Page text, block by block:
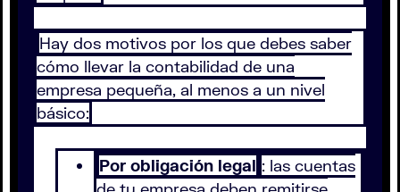
Hay dos motivos por los que debes saber
cómo llevar la contabilidad de una
empresa pequeña, al menos a un nivel
básico:
Por obligación legal : las cuentas